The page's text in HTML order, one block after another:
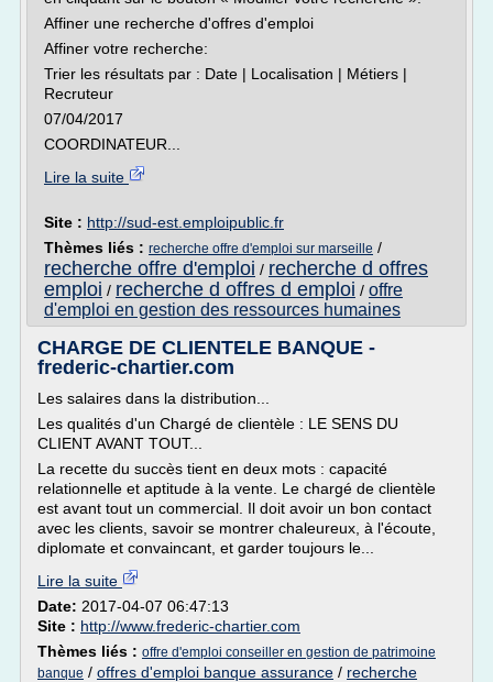
Affiner une recherche d'offres d'emploi
Affiner votre recherche:
Trier les résultats par : Date | Localisation | Métiers |
Recruteur
07/04/2017
COORDINATEUR...
Lire la suite
Site : http://sud-est.emploipublic.fr
Thèmes liés : recherche offre d'emploi sur marseille /
recherche offre d'emploi / recherche d offres
emploi / recherche d offres d emploi / offre
d'emploi en gestion des ressources humaines
CHARGE DE CLIENTELE BANQUE -
frederic-chartier.com
Les salaires dans la distribution...
Les qualités d'un Chargé de clientèle : LE SENS DU
CLIENT AVANT TOUT...
La recette du succès tient en deux mots : capacité
relationnelle et aptitude à la vente. Le chargé de clientèle
est avant tout un commercial. Il doit avoir un bon contact
avec les clients, savoir se montrer chaleureux, à l'écoute,
diplomate et convaincant, et garder toujours le...
Lire la suite
Date: 2017-04-07 06:47:13
Site : http://www.frederic-chartier.com
Thèmes liés : offre d'emploi conseiller en gestion de patrimoine
banque / offres d'emploi banque assurance / recherche